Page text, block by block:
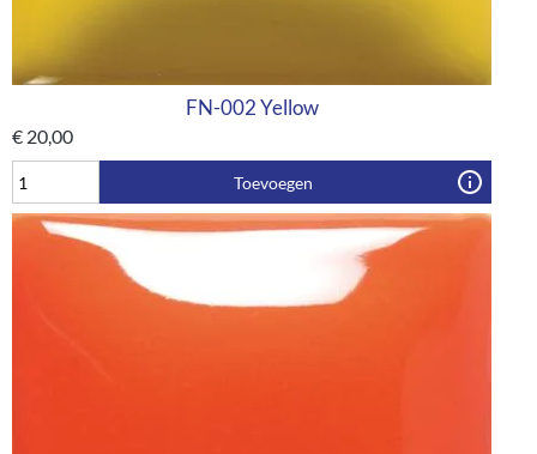
FN-002 Yellow
€ 20,00
Toevoegen